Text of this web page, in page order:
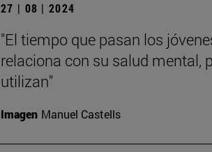
27 | 08 | 2024
"El tiempo que pasan los
relaciona con su salud mental,
utilizan"
Imagen Manuel Castells